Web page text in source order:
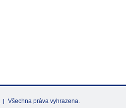
Všechna práva vyhrazena.